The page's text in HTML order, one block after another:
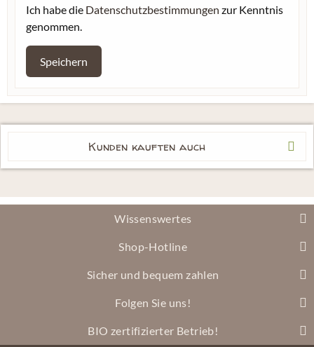
Ich habe die Datenschutzbestimmungen zur Kenntnis
genommen.
Speichern
Kunden kauften auch
Wissenswertes
Shop-Hotline
Sicher und bequem zahlen
Folgen Sie uns!
BIO zertifizierter Betrieb!